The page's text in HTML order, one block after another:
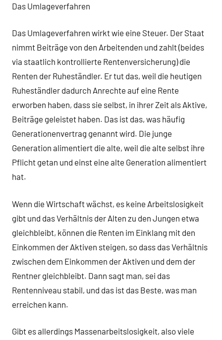
Das Umlageverfahren
Das Umlageverfahren wirkt wie eine Steuer. Der Staat
nimmt Beiträge von den Arbeitenden und zahlt (beides
via staatlich kontrollierte Rentenversicherung) die
Renten der Ruheständler. Er tut das, weil die heutigen
Ruheständler dadurch Anrechte auf eine Rente
erworben haben, dass sie selbst, in ihrer Zeit als Aktive,
Beiträge geleistet haben. Das ist das, was häufig
Generationenvertrag genannt wird. Die junge
Generation alimentiert die alte, weil die alte selbst ihre
Pflicht getan und einst eine alte Generation alimentiert
hat.
Wenn die Wirtschaft wächst, es keine Arbeitslosigkeit
gibt und das Verhältnis der Alten zu den Jungen etwa
gleichbleibt, können die Renten im Einklang mit den
Einkommen der Aktiven steigen, so dass das Verhältnis
zwischen dem Einkommen der Aktiven und dem der
Rentner gleichbleibt. Dann sagt man, sei das
Rentenniveau stabil, und das ist das Beste, was man
erreichen kann.
Gibt es allerdings Massenarbeitslosigkeit, also viele